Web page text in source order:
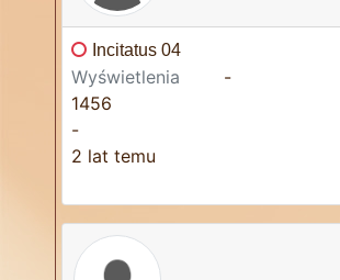
Incitatus 04
Wyświetlenia
1456
-
2 lat temu
-